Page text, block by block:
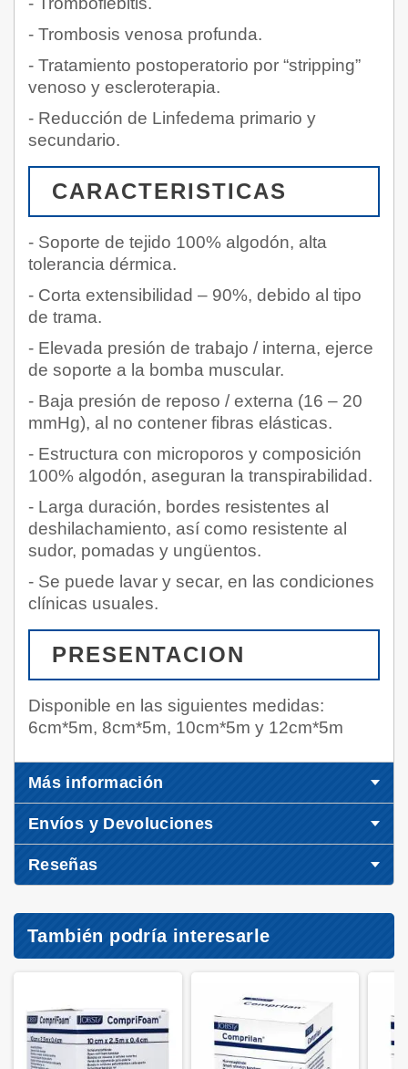
- Trombosis venosa profunda.
- Tratamiento postoperatorio por “stripping”
venoso y escleroterapia.
- Reducción de Linfedema primario y
secundario.
CARACTERISTICAS
- Soporte de tejido 100% algodón, alta
tolerancia dérmica.
- Corta extensibilidad – 90%, debido al tipo
de trama.
- Elevada presión de trabajo / interna, ejerce
de soporte a la bomba muscular.
- Baja presión de reposo / externa (16 – 20
mmHg), al no contener fibras elásticas.
- Estructura con microporos y composición
100% algodón, aseguran la transpirabilidad.
- Larga duración, bordes resistentes al
deshilachamiento, así como resistente al
sudor, pomadas y ungüentos.
- Se puede lavar y secar, en las condiciones
clínicas usuales.
PRESENTACION
Disponible en las siguientes medidas:
6cm*5m, 8cm*5m, 10cm*5m y 12cm*5m
Más información
Envíos y Devoluciones
Reseñas
También podría interesarle